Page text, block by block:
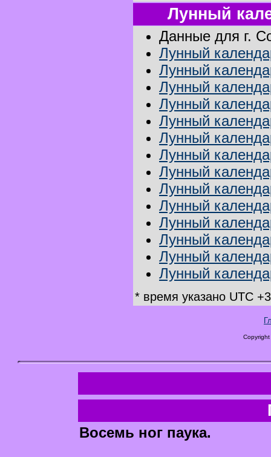
Лунный
Данные для г.
Лунный
Лунный
Лунный
Лунный
Лунный
Лунный
Лунный
Лунный
Лунный
Лунный
Лунный
Лунный
Лунный
Лунный
* время указано UTC
Восемь ног паука.